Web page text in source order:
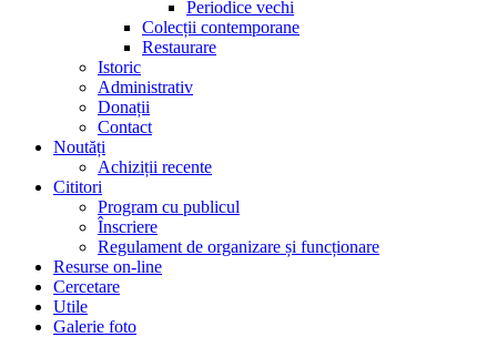
Periodice vechi
Colecții contemporane
Restaurare
Istoric
Administrativ
Donații
Contact
Noutăți
Achiziții recente
Cititori
Program cu publicul
Înscriere
Regulament de organizare și funcționare
Resurse on-line
Cercetare
Utile
Galerie foto